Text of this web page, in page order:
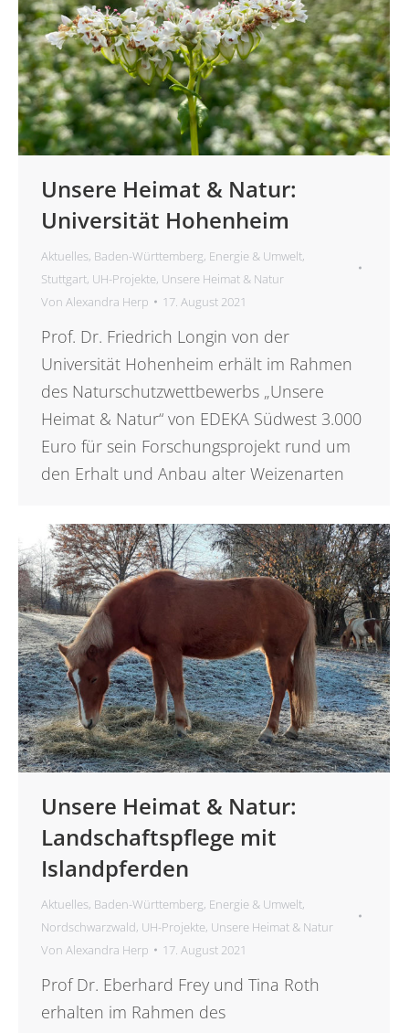
Unsere Heimat & Natur:
Universität Hohenheim
Aktuelles, Baden-Württemberg, Energie & Umwelt,
Stuttgart, UH-Projekte, Unsere Heimat & Natur
Von Alexandra Herp 17. August 2021
Prof. Dr. Friedrich Longin von der
Universität Hohenheim erhält im Rahmen
des Naturschutzwettbewerbs „Unsere
Heimat & Natur“ von EDEKA Südwest 3.000
Euro für sein Forschungsprojekt rund um
den Erhalt und Anbau alter Weizenarten
Unsere Heimat & Natur:
Landschaftspflege mit
Islandpferden
Aktuelles, Baden-Württemberg, Energie & Umwelt,
Nordschwarzwald, UH-Projekte, Unsere Heimat & Natur
Von Alexandra Herp 17. August 2021
Prof Dr. Eberhard Frey und Tina Roth
erhalten im Rahmen des